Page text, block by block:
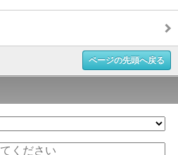
ページの先頭へ戻る